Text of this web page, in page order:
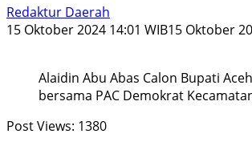
Redaktur Daerah
15 Oktober 2024 14:01 WIB15 Oktober
Alaidin Abu Abas Calon Bupati
bersama PAC Demokrat
Post Views: 1380